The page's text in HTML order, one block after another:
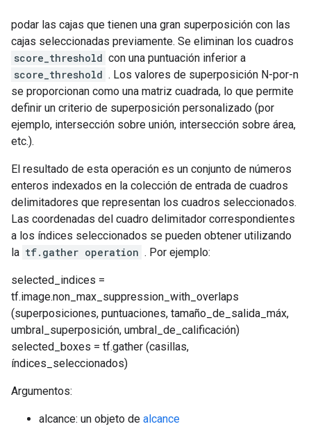
podar las cajas que tienen una gran superposición con las
cajas seleccionadas previamente. Se eliminan los cuadros
score_threshold con una puntuación inferior a
score_threshold . Los valores de superposición N-por-n
se proporcionan como una matriz cuadrada, lo que permite
definir un criterio de superposición personalizado (por
ejemplo, intersección sobre unión, intersección sobre área,
etc.).
El resultado de esta operación es un conjunto de números
enteros indexados en la colección de entrada de cuadros
delimitadores que representan los cuadros seleccionados.
Las coordenadas del cuadro delimitador correspondientes
a los índices seleccionados se pueden obtener utilizando
la tf.gather operation . Por ejemplo:
selected_indices =
tf.image.non_max_suppression_with_overlaps
(superposiciones, puntuaciones, tamaño_de_salida_máx,
umbral_superposición, umbral_de_calificación)
selected_boxes = tf.gather (casillas,
índices_seleccionados)
Argumentos:
alcance: un objeto de alcance